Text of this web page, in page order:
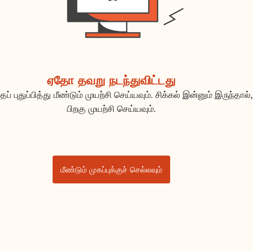
ஏதோ தவறு நடந்துவிட்டது
புதுப்பித்து மீண்டும் முயற்சி செய்யவும். சிக்கல் இன்னும் இருந்தால்,
பிறகு முயற்சி செய்யவும்.
மீண்டும் முகப்புக்குச் செல்லவும்